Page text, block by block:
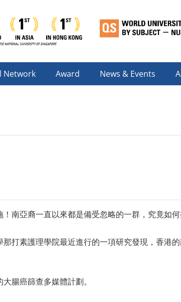
Network Award News & Events
南亞裔一直以來都是備受忽略的一群，究竟如
打素護理學院最近進行的一項研究發現，香港
腸癌篩查多媒體計劃。